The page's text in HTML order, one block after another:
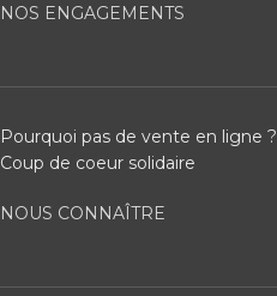
NOS ENGAGEMENTS
Pourquoi pas de vente en ligne ?
Coup de coeur solidaire
NOUS CONNAÎTRE